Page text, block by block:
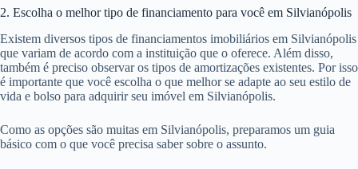
2. Escolha o melhor tipo de financiamento para você em Silvianópolis
Existem diversos tipos de financiamentos imobiliários em Silvianópolis
que variam de acordo com a instituição que o oferece. Além disso,
também é preciso observar os tipos de amortizações existentes. Por isso
é importante que você escolha o que melhor se adapte ao seu estilo de
vida e bolso para adquirir seu imóvel em Silvianópolis.
Como as opções são muitas em Silvianópolis, preparamos um guia
básico com o que você precisa saber sobre o assunto.